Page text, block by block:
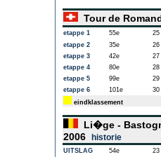
Tour de
etappe 1 55e 25
etappe 2
35e 26
etappe 3
42e 27
etappe 4
80e 28
etappe 5
99e 29
etappe 6
101e 30
eindklassement
Li�ge -
2006
historie
UITSLAG 54e 23